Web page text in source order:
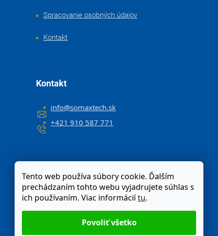
Tento web používa súbory cookie. Ďalším
prechádzaním tohto webu vyjadrujete súhlas s
ich používaním. Viac informáciítu.
Spracovanie osobných údajov
Kontakt
Kontakt
info@somaxtech.sk
+421 910 587 771